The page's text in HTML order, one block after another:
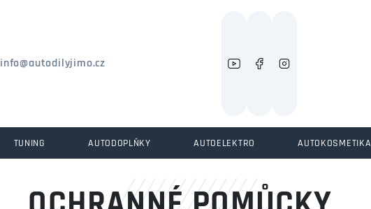
info@autodilyjimo.cz
TUNING AUTODOPLŇKY AUTOELEKTRO AUTOKOSMETIKA
Můžeme vám pomoci něco najít?